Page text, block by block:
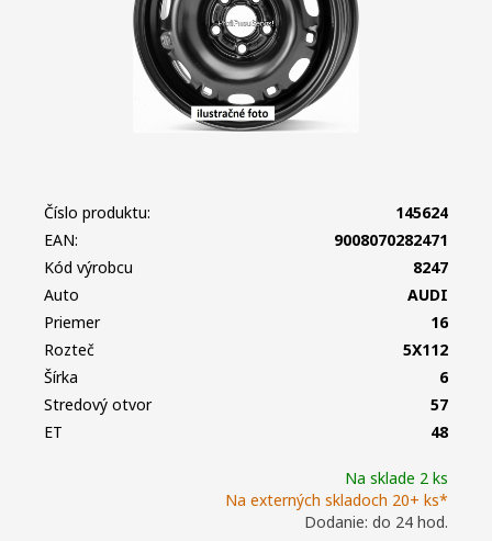
Na sklade 2 ks
Na externých skladoch 20+ ks*
Dodanie: do 24 hod.
Číslo produktu:
145624
EAN:
9008070282471
Kód výrobcu
8247
Auto
AUDI
Priemer
16
Rozteč
5X112
Šírka
6
Stredový otvor
57
ET
48